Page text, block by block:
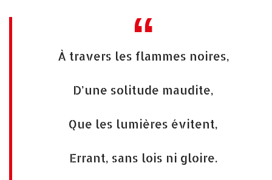
À travers les flammes noires,
D’une solitude maudite,
Que les lumières évitent,
Errant, sans lois ni gloire.